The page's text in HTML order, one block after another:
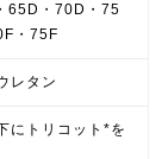
65D・70D・75
・75F
レタン
にトリコット*を